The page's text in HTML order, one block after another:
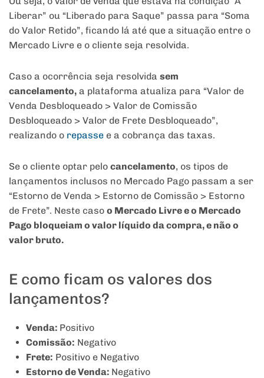
Liberar” ou “Liberado para Saque” passa para “Soma
do Valor Retido”, ficando lá até que a situação entre o
Mercado Livre e o cliente seja resolvida.
Caso a ocorrência seja resolvida sem
cancelamento, a plataforma atualiza para “Valor de
Venda Desbloqueado > Valor de Comissão
Desbloqueado > Valor de Frete Desbloqueado”,
realizando o repasse e a cobrança das taxas.
Se o cliente optar pelo cancelamento, os tipos de
lançamentos inclusos no Mercado Pago passam a ser
“Estorno de Venda > Estorno de Comissão > Estorno
de Frete”. Neste caso o Mercado Livre e o Mercado
Pago bloqueiam o valor líquido da compra, e não o
valor bruto.
E como ficam os valores dos
lançamentos?
Venda: Positivo
Comissão: Negativo
Frete: Positivo e Negativo
Estorno de Venda: Negativo